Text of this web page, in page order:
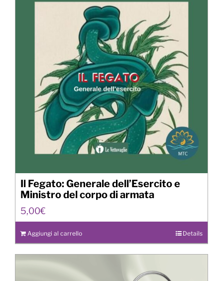
Il Fegato: Generale dell’Esercito e
Ministro del corpo di armata
5,00€
Aggiungi al carrello Details